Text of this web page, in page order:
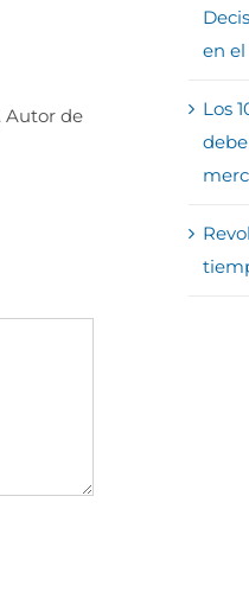
Autor de
en
Los